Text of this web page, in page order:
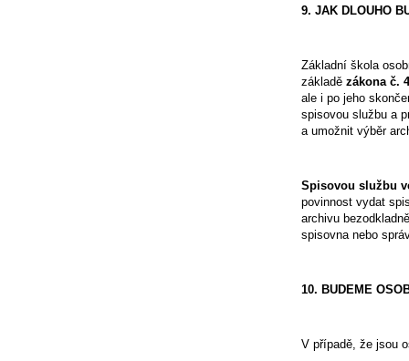
9. JAK DLOUHO
Základní škola
základě zákona č.
ale i po jeho
spisovou službu a
a umožnit výběr
Spisovou službu
povinnost vydat
archivu
spisovna nebo
10. BUDEME
V případě, že jsou